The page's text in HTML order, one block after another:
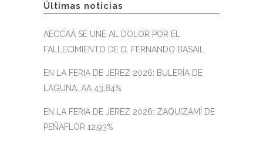
Últimas noticias
AECCAÁ SE UNE AL DOLOR POR EL
FALLECIMIENTO DE D. FERNANDO BASAIL
EN LA FERIA DE JEREZ 2026: BULERÍA DE
LAGUNA, AA 43,84%
EN LA FERIA DE JEREZ 2026: ZAQUIZAMÍ DE
PEÑAFLOR 12,93%